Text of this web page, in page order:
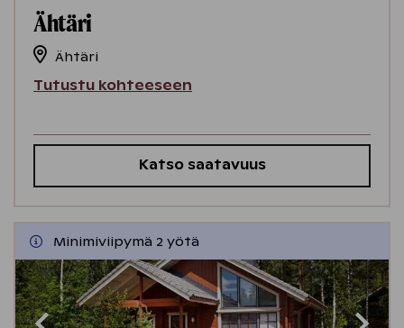
Ähtäri
Ähtäri
Tutustu kohteeseen
Katso saatavuus
Minimiviipymä 2 yötä